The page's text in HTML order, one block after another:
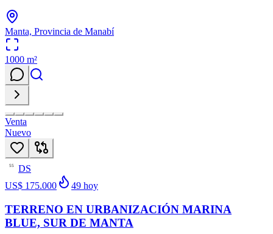
Manta, Provincia de Manabí
1000 m²
Venta
Nuevo
55
DS
US$ 175.000
49 hoy
TERRENO EN URBANIZACIÓN MARINA
BLUE, SUR DE MANTA